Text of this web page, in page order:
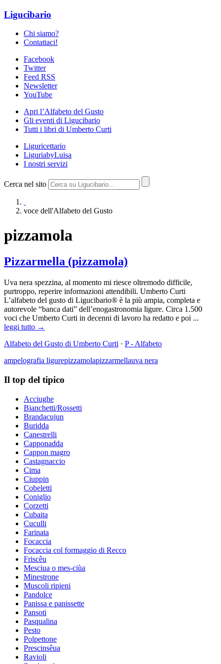
Ligucibario
Chi siamo?
Contattaci!
Facebook
Twitter
Feed RSS
Newsletter
YouTube
Apri l’Alfabeto del Gusto
Gli eventi di Ligucibario
Tutti i libri di Umberto Curti
Liguricettario
LiguriabyLuisa
I nostri servizi
Cerca nel sito
voce dell'Alfabeto del Gusto
pizzamola
Pizzarmella (pizzamola)
Uva nera spezzina, al momento mi riesce oltremodo difficile,
purtroppo, reperire informazioni attendibili. Umberto Curti
L’alfabeto del gusto di Ligucibario® è la più ampia, completa e
autorevole “banca dati” dell’enogastronomia ligure. Circa 1.500
voci che Umberto Curti in decenni di lavoro ha redatto e poi ...
leggi tutto →
Alfabeto del Gusto di Umberto Curti · P - Alfabeto
ampelografia ligurepizzamolapizzarmellauva nera
Il top del tipico
Acciughe
Bianchetti/Rossetti
Brandacujun
Buridda
Canestrelli
Capponadda
Cappon magro
Castagnaccio
Cima
Ciuppin
Cobeletti
Coniglio
Corzetti
Cubaita
Cuculli
Farinata
Focaccia
Focaccia col formaggio di Recco
Friscêu
Mesciua o mes-ciùa
Minestrone
Muscoli ripieni
Pandolce
Panissa e panissette
Pansoti
Pasqualina
Pesto
Polpettone
Prescinsêua
Ravioli